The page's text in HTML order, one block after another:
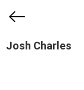
Josh Charles